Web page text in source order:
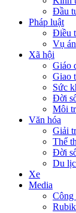
Đầu
Pháp luật
Điều
Vụ án
Xã hội
Giáo
Giao
Sức
Đời
Môi
Văn hóa
Giải
Thể
Đời
Du
Xe
Media
Công